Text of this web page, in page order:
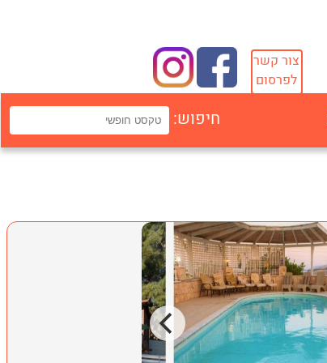
צור קשר
לפרסום
חיפוש: